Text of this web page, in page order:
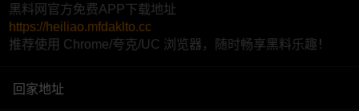
黑料网官方免费APP下载地址
https://heiliao.mfdaklto.cc
推荐使用 Chrome/夸克/UC 浏览器，随时畅享黑料乐趣！
回家地址